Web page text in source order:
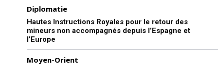
Diplomatie
Hautes Instructions Royales pour le retour des
mineurs non accompagnés depuis l’Espagne et
l’Europe
Moyen-Orient